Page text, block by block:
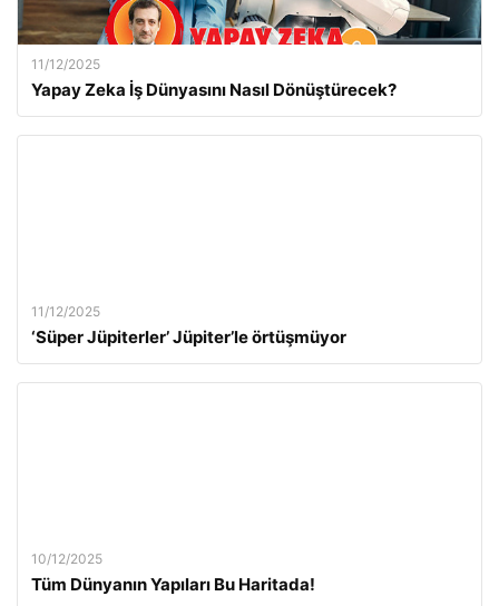
11/12/2025
Yapay Zeka İş Dünyasını Nasıl Dönüştürecek?
11/12/2025
‘Süper Jüpiterler’ Jüpiter’le örtüşmüyor
10/12/2025
Tüm Dünyanın Yapıları Bu Haritada!